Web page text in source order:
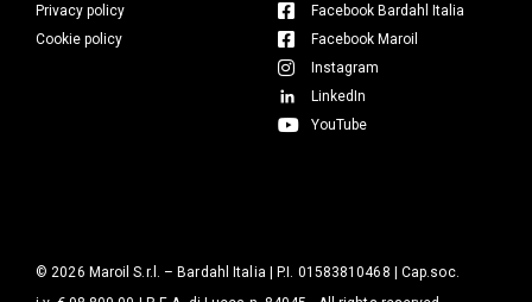
Privacy policy
Cookie policy
Facebook Bardahl Italia
Facebook Maroil
Instagram
LinkedIn
YouTube
© 2026 Maroil S.r.l. – Bardahl Italia | P.I. 01583810468 | Cap.soc.